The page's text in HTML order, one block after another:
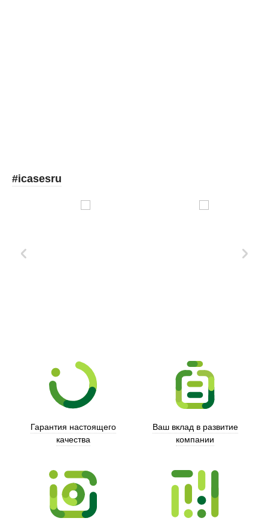
#icasesru
Гарантия настоящего
качества
Ваш вклад в развитие
компании